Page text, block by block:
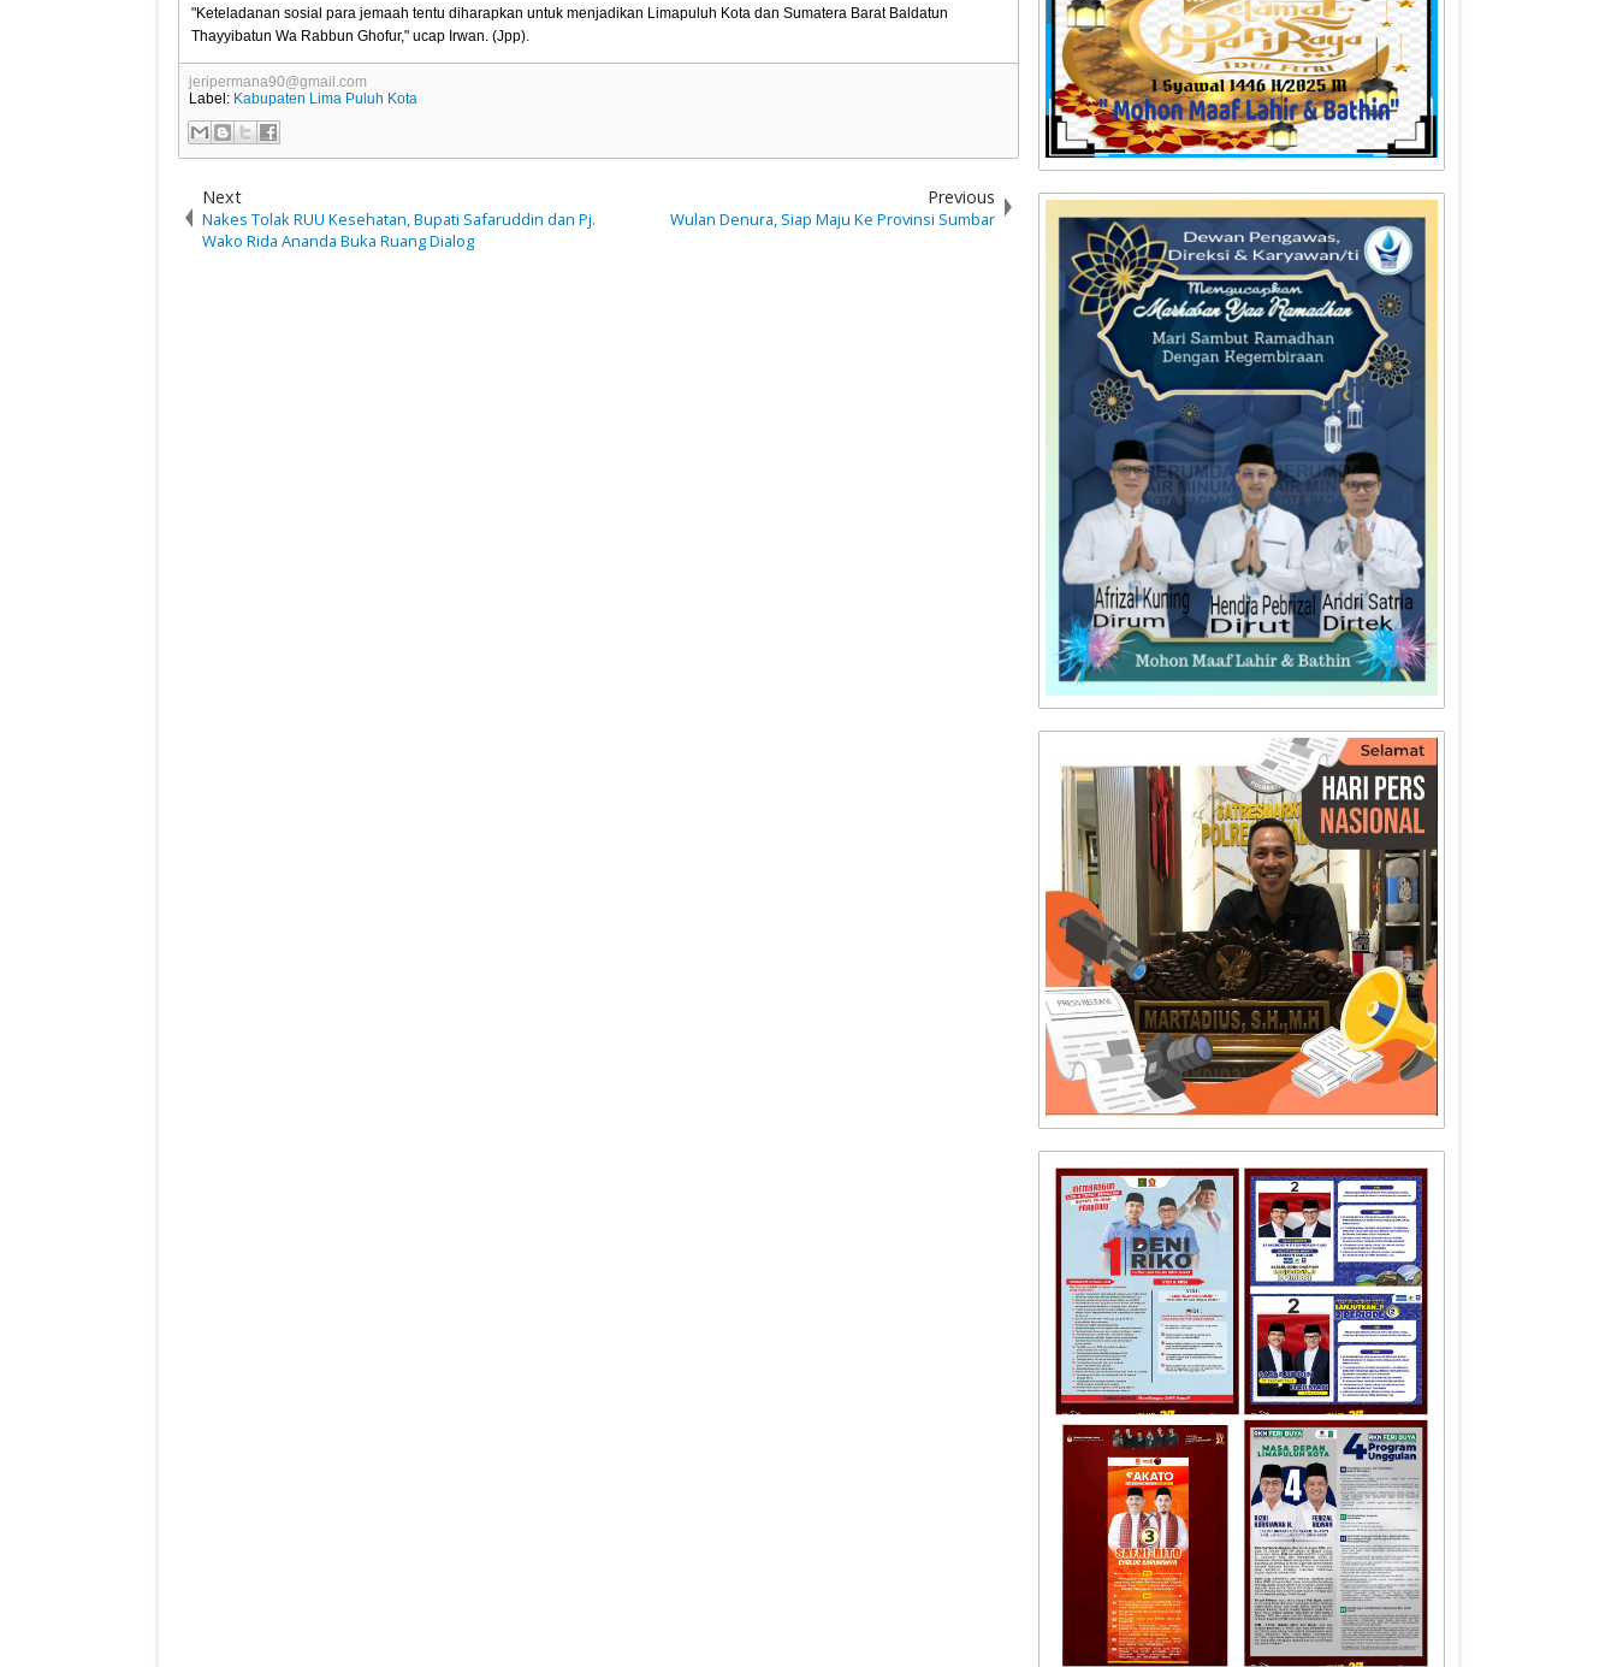
"Keteladanan sosial para jemaah tentu diharapkan untuk menjadikan Limapuluh Kota dan Sumatera Barat Baldatun
Thayyibatun Wa Rabbun Ghofur," ucap Irwan. (Jpp).
jeripermana90@gmail.com
Label: Kabupaten Lima Puluh Kota
Next
Nakes Tolak RUU Kesehatan, Bupati Safaruddin dan Pj.
Wako Rida Ananda Buka Ruang Dialog
Previous
Wulan Denura, Siap Maju Ke Provinsi Sumbar